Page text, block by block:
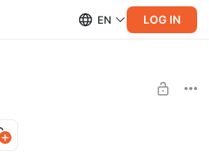
EN LOG IN